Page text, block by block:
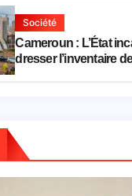
Société
Cameroun : L’État
dresser l’inventaire